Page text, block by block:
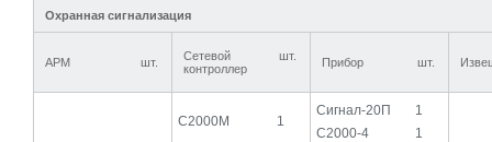
Охранная сигнализация
АРМ шт.
Сетевой
контроллер
шт. Прибор шт.
С2000М 1
Сигнал-20П
1
С2000-4
1